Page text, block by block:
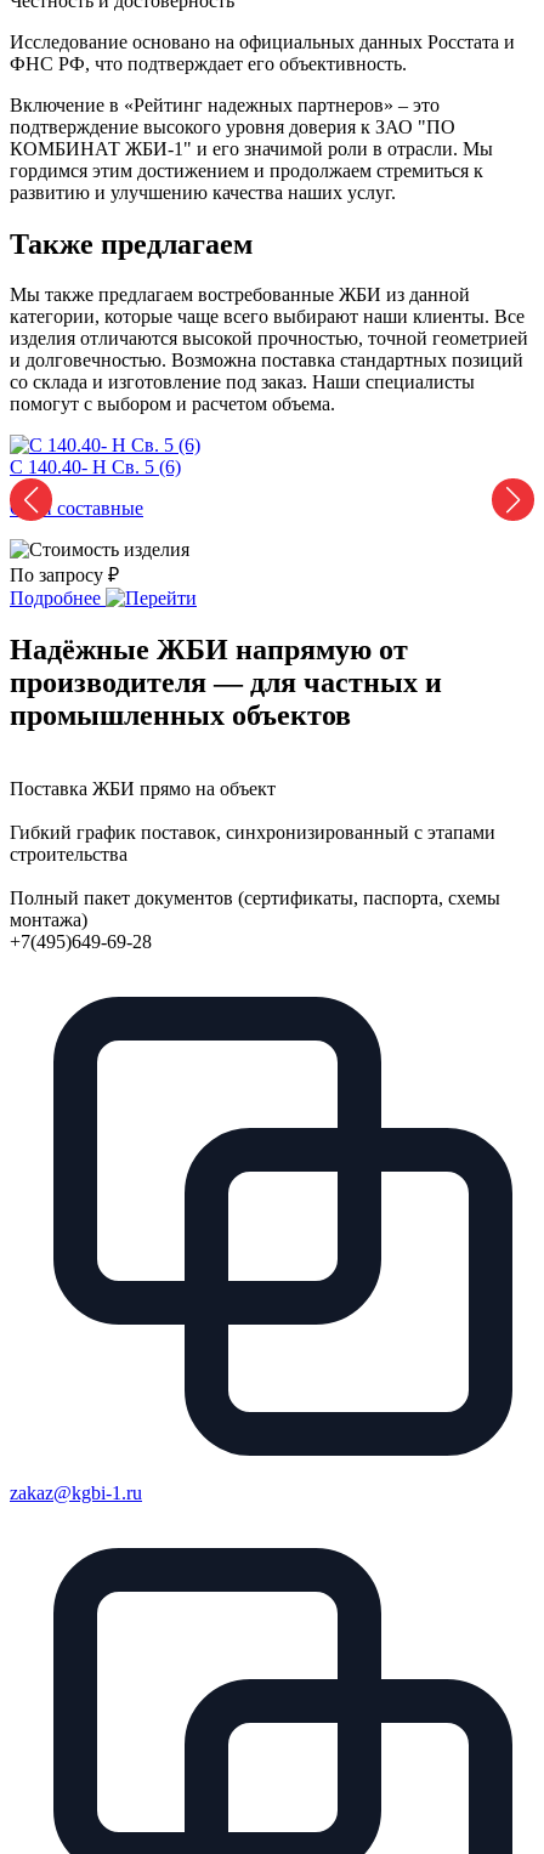
Исследование основано на официальных данных Росстата и
ФНС РФ, что подтверждает его объективность.
Включение в «Рейтинг надежных партнеров» – это
подтверждение высокого уровня доверия к ЗАО "ПО
КОМБИНАТ ЖБИ-1" и его значимой роли в отрасли. Мы
гордимся этим достижением и продолжаем стремиться к
развитию и улучшению качества наших услуг.
Также предлагаем
Мы также предлагаем востребованные ЖБИ из данной
категории, которые чаще всего выбирают наши клиенты. Все
изделия отличаются высокой прочностью, точной геометрией
и долговечностью. Возможна поставка стандартных позиций
со склада и изготовление под заказ. Наши специалисты
помогут с выбором и расчетом объема.
С 140.40- H Св. 5 (6)
Сваи составные
По запросу ₽
Подробнее
Надёжные ЖБИ напрямую от
производителя — для частных и
промышленных объектов
Поставка ЖБИ прямо на объект
Гибкий график поставок, синхронизированный с этапами
строительства
Полный пакет документов (сертификаты, паспорта, схемы
монтажа)
+7(495)649-69-28
zakaz@kgbi-1.ru